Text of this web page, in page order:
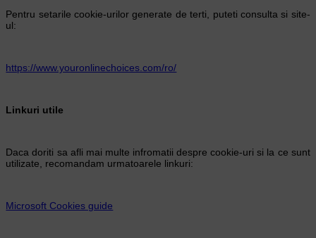
Pentru setarile cookie-urilor generate de terti, puteti consulta si site-
ul:
https://www.youronlinechoices.com/ro/
Linkuri utile
Daca doriti sa afli mai multe infromatii despre cookie-uri si la ce sunt
utilizate, recomandam urmatoarele linkuri:
Microsoft Cookies guide